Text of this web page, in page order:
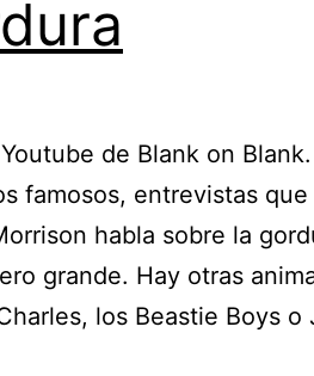
de Blank on
famosos, entrevistas
habla sobre la
grande. Hay otras
los Beastie Boys o